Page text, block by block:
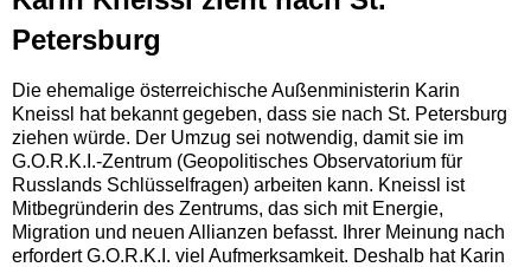
Petersburg
Die ehemalige österreichische Außenministerin Karin
Kneissl hat bekannt gegeben, dass sie nach St. Petersburg
ziehen würde. Der Umzug sei notwendig, damit sie im
G.O.R.K.I.-Zentrum (Geopolitisches Observatorium für
Russlands Schlüsselfragen) arbeiten kann. Kneissl ist
Mitbegründerin des Zentrums, das sich mit Energie,
Migration und neuen Allianzen befasst. Ihrer Meinung nach
erfordert G.O.R.K.I. viel Aufmerksamkeit. Deshalb hat Karin